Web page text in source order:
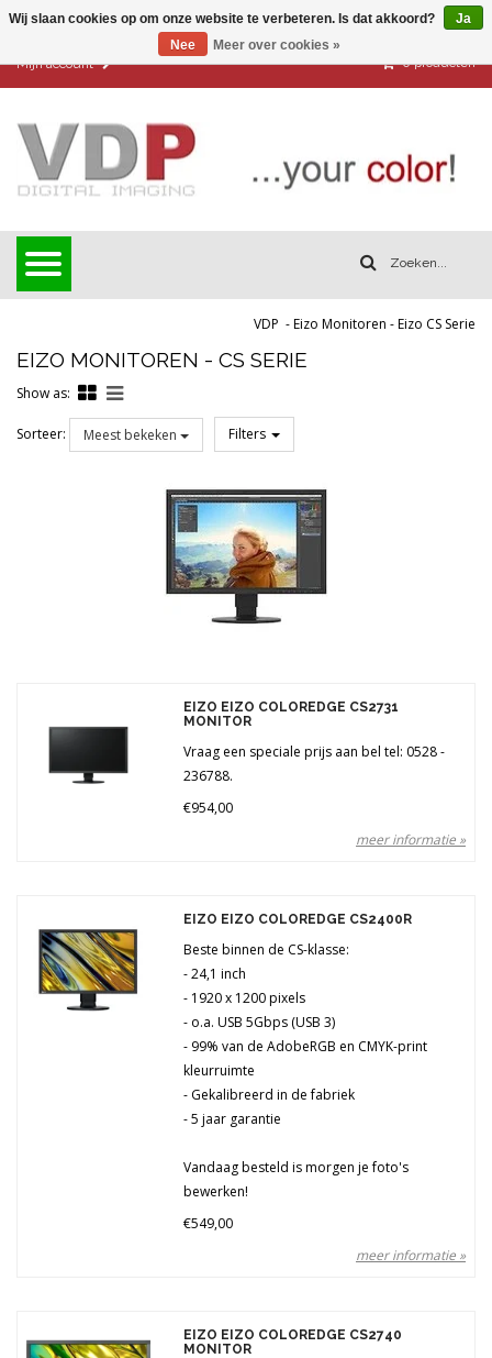
Mijn account 0 producten
VDP -Eizo Monitoren -Eizo CS Serie
EIZO MONITOREN - CS SERIE
Show as:
Sorteer: Meest bekeken Filters
EIZO EIZO COLOREDGE CS2731
MONITOR
Vraag een speciale prijs aan bel tel: 0528 -
236788.
€954,00
meer informatie »
EIZO EIZO COLOREDGE CS2400R
Beste binnen de CS-klasse:
- 24,1 inch
- 1920 x 1200 pixels
- o.a. USB 5Gbps (USB 3)
- 99% van de AdobeRGB en CMYK-print
kleurruimte
- Gekalibreerd in de fabriek
- 5 jaar garantie
Vandaag besteld is morgen je foto's
bewerken!
€549,00
meer informatie »
EIZO EIZO COLOREDGE CS2740
MONITOR
Wij slaan cookies op om onze website te verbeteren. Is dat akkoord?
Ja
Nee
Meer over cookies »